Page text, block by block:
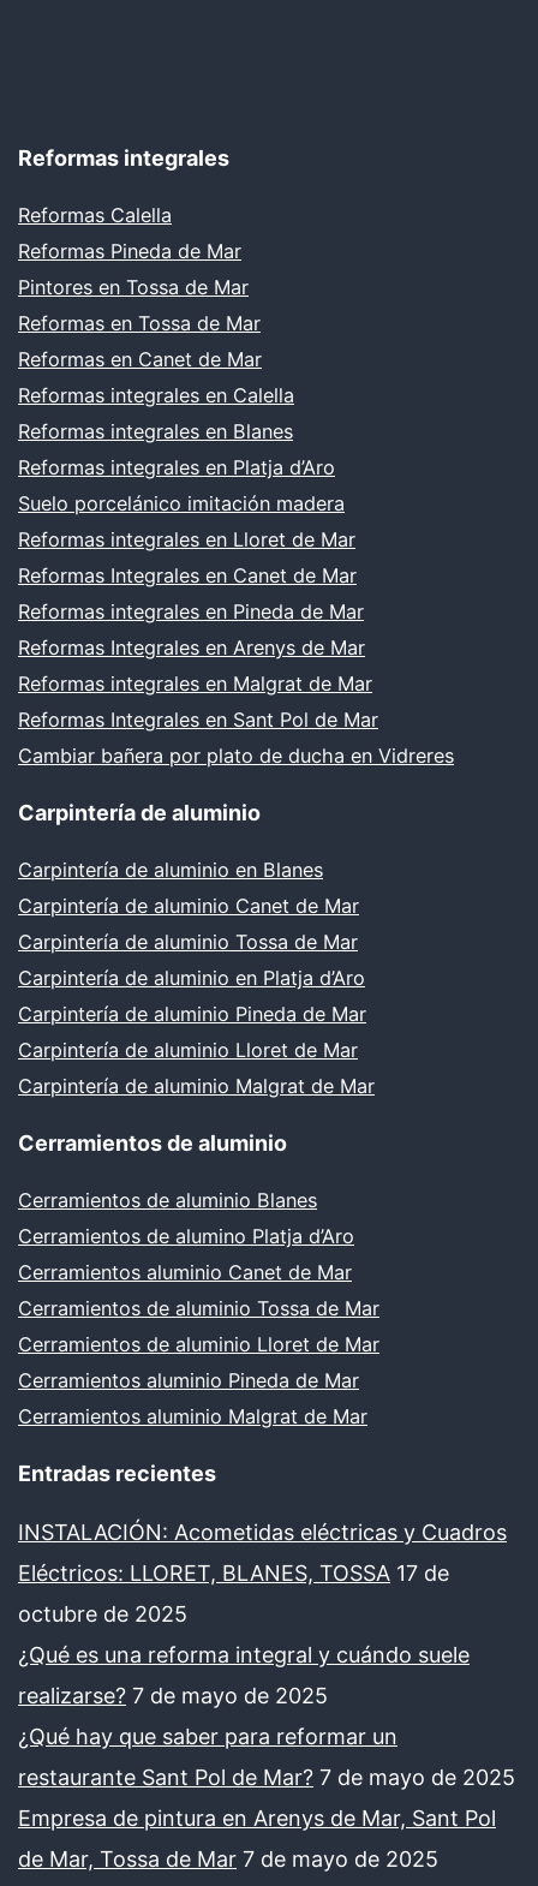
Reformas integrales
Reformas Calella
Reformas Pineda de Mar
Pintores en Tossa de Mar
Reformas en Tossa de Mar
Reformas en Canet de Mar
Reformas integrales en Calella
Reformas integrales en Blanes
Reformas integrales en Platja d’Aro
Suelo porcelánico imitación madera
Reformas integrales en Lloret de Mar
Reformas Integrales en Canet de Mar
Reformas integrales en Pineda de Mar
Reformas Integrales en Arenys de Mar
Reformas integrales en Malgrat de Mar
Reformas Integrales en Sant Pol de Mar
Cambiar bañera por plato de ducha en Vidreres
Carpintería de aluminio
Carpintería de aluminio en Blanes
Carpintería de aluminio Canet de Mar
Carpintería de aluminio Tossa de Mar
Carpintería de aluminio en Platja d’Aro
Carpintería de aluminio Pineda de Mar
Carpintería de aluminio Lloret de Mar
Carpintería de aluminio Malgrat de Mar
Cerramientos de aluminio
Cerramientos de aluminio Blanes
Cerramientos de alumino Platja d’Aro
Cerramientos aluminio Canet de Mar
Cerramientos de aluminio Tossa de Mar
Cerramientos de aluminio Lloret de Mar
Cerramientos aluminio Pineda de Mar
Cerramientos aluminio Malgrat de Mar
Entradas recientes
INSTALACIÓN: Acometidas eléctricas y Cuadros
Eléctricos: LLORET, BLANES, TOSSA 17 de
octubre de 2025
¿Qué es una reforma integral y cuándo suele
realizarse? 7 de mayo de 2025
¿Qué hay que saber para reformar un
restaurante Sant Pol de Mar? 7 de mayo de 2025
Empresa de pintura en Arenys de Mar, Sant Pol
de Mar, Tossa de Mar 7 de mayo de 2025